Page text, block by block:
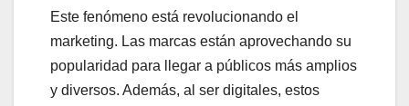
Este fenómeno está revolucionando el
marketing. Las marcas están aprovechando su
popularidad para llegar a públicos más amplios
y diversos. Además, al ser digitales, estos